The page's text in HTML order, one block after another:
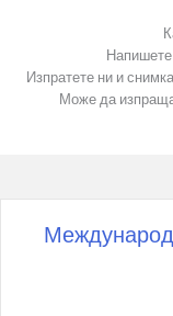
Изпратете ни и
Може да